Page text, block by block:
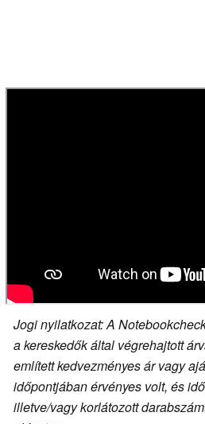
Jogi nyilatkozat: A
a kereskedők által végrehajtott
említett kedvezményes ár vagy
időpontjában érvényes volt, és
illetve/vagy korlátozott